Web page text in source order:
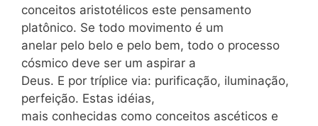
conceitos aristotélicos este pensamento
platônico. Se todo movimento é um
anelar pelo belo e pelo bem, todo o processo
cósmico deve ser um aspirar a
Deus. E por tríplice via: purificação, iluminação,
perfeição. Estas idéias,
mais conhecidas como conceitos ascéticos e